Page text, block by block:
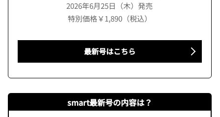
2026年6月25日（木）発売
特別価格￥1,890（税込）
最新号はこちら
smart最新号の内容は？